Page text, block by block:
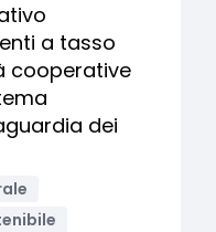
a tasso
cooperative
dei